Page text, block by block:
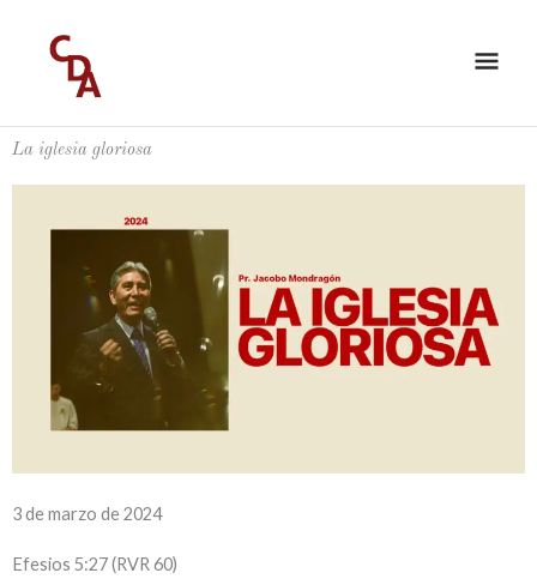
contenido
La iglesia gloriosa
3 de marzo de 2024
Efesios 5:27 (RVR 60)